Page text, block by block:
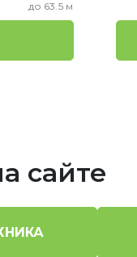
до 63.5 м
сайте